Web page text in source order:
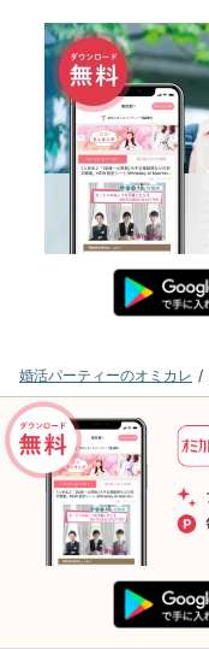
婚活パーティーのオミカレ